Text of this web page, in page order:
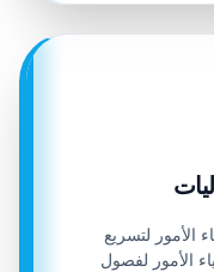
الأمور لتسريع
الأمور لفصول